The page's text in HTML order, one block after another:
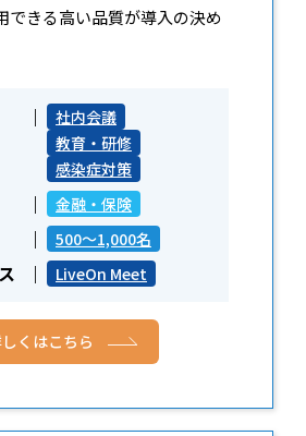
できる高い品質が導入の決め
社内会議
教育・研修
感染症対策
金融・保険
500～1,000名
LiveOn Meet
くはこちら